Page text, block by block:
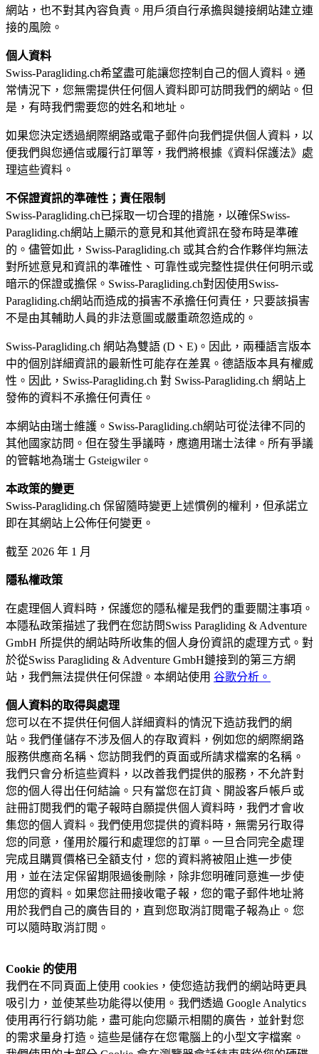
網站，也不對其內容負責。用戶須自行承擔與鏈接網站建立連
接的風險。
個人資料
Swiss-Paragliding.ch希望盡可能讓您控制自己的個人資料。通
常情況下，您無需提供任何個人資料即可訪問我們的網站。但
是，有時我們需要您的姓名和地址。
如果您決定透過網際網路或電子郵件向我們提供個人資料，以
便我們與您通信或履行訂單等，我們將根據《資料保護法》處
理這些資料。
不保證資訊的準確性；責任限制
Swiss-Paragliding.ch已採取一切合理的措施，以確保Swiss-
Paragliding.ch網站上顯示的意見和其他資訊在發布時是準確
的。儘管如此，Swiss-Paragliding.ch 或其合約合作夥伴均無法
對所述意見和資訊的準確性、可靠性或完整性提供任何明示或
暗示的保證或擔保。Swiss-Paragliding.ch對因使用Swiss-
Paragliding.ch網站而造成的損害不承擔任何責任，只要該損害
不是由其輔助人員的非法意圖或嚴重疏忽造成的。
Swiss-Paragliding.ch 網站為雙語 (D、E)。因此，兩種語言版本
中的個別詳細資訊的最新性可能存在差異。德語版本具有權威
性。因此，Swiss-Paragliding.ch 對 Swiss-Paragliding.ch 網站上
發佈的資料不承擔任何責任。
本網站由瑞士維護。Swiss-Paragliding.ch網站可從法律不同的
其他國家訪問。但在發生爭議時，應適用瑞士法律。所有爭議
的管轄地為瑞士 Gsteigwiler。
本政策的變更
Swiss-Paragliding.ch 保留隨時變更上述慣例的權利，但承諾立
即在其網站上公佈任何變更。
截至 2026 年 1 月
隱私權政策
在處理個人資料時，保護您的隱私權是我們的重要關注事項。
本隱私政策描述了我們在您訪問Swiss Paragliding & Adventure
GmbH 所提供的網站時所收集的個人身份資訊的處理方式。對
於從Swiss Paragliding & Adventure GmbH鏈接到的第三方網
站，我們無法提供任何保證。本網站使用 谷歌分析。
個人資料的取得與處理
您可以在不提供任何個人詳細資料的情況下造訪我們的網
站。我們僅儲存不涉及個人的存取資料，例如您的網際網路
服務供應商名稱、您訪問我們的頁面或所請求檔案的名稱。
我們只會分析這些資料，以改善我們提供的服務，不允許對
您的個人得出任何結論。只有當您在訂貨、開設客戶帳戶或
註冊訂閱我們的電子報時自願提供個人資料時，我們才會收
集您的個人資料。我們使用您提供的資料時，無需另行取得
您的同意，僅用於履行和處理您的訂單。一旦合同完全處理
完成且購買價格已全額支付，您的資料將被阻止進一步使
用，並在法定保留期限過後刪除，除非您明確同意進一步使
用您的資料。如果您註冊接收電子報，您的電子郵件地址將
用於我們自己的廣告目的，直到您取消訂閱電子報為止。您
可以隨時取消訂閱。
Cookie 的使用
我們在不同頁面上使用 cookies，使您造訪我們的網站時更具
吸引力，並使某些功能得以使用。我們透過 Google Analytics
使用再行行銷功能，盡可能向您顯示相關的廣告，並針對您
的需求量身打造。這些是儲存在您電腦上的小型文字檔案。